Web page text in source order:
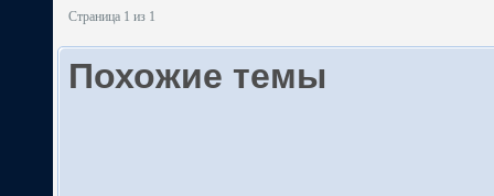
Страница 1 из 1
Похожие темы